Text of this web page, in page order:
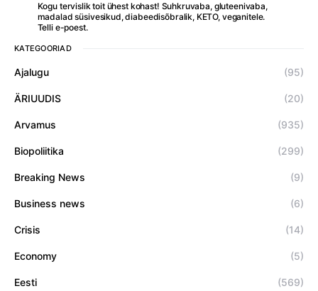
Kogu tervislik toit ühest kohast! Suhkruvaba, gluteenivaba,
madalad süsivesikud, diabeedisõbralik, KETO, veganitele.
Telli e-poest.
KATEGOORIAD
Ajalugu (95)
ÄRIUUDIS (20)
Arvamus (935)
Biopoliitika (299)
Breaking News (9)
Business news (6)
Crisis (14)
Economy (5)
Eesti (569)